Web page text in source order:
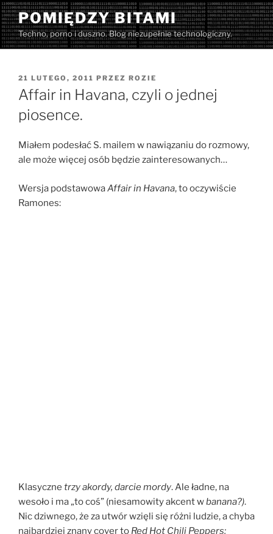
Przejdź
do
treści
POMIĘDZY BITAMI
Techno, porno i duszno. Blog niezupełnie technologiczny.
OPUBLIKOWANE
W
21 LUTEGO, 2011 PRZEZ ROZIE
Affair in Havana, czyli o jednej
piosence.
Miałem podesłać S. mailem w nawiązaniu do rozmowy,
ale może więcej osób będzie zainteresowanych…
Wersja podstawowaAffair in Havana, to oczywiście
Ramones:
Klasyczne trzy akordy, darcie mordy. Ale ładne, na
wesoło i ma „to coś” (niesamowity akcent wbanana?).
Nic dziwnego, że za utwór wzięli się różni ludzie, a chyba
najbardziej znany cover to Red Hot Chili Peppers: